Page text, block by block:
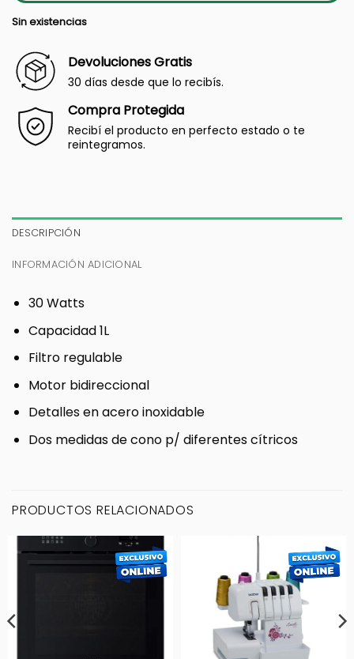
Sin existencias
Devoluciones Gratis
30 días desde que lo recibís.
Compra Protegida
Recibí el producto en perfecto estado o te
reintegramos.
DESCRIPCIÓN
INFORMACIÓN ADICIONAL
30 Watts
Capacidad 1L
Filtro regulable
Motor bidireccional
Detalles en acero inoxidable
Dos medidas de cono p/ diferentes cítricos
PRODUCTOS RELACIONADOS